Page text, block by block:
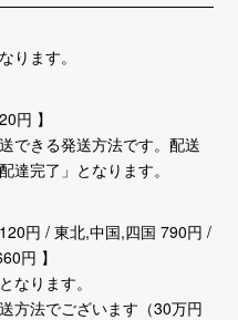
ります。
円 】
できる発送方法です。配送
達完了」となります。
円 / 東北,中国,四国 790円 /
円 】
なります。
方法でございます（30万円